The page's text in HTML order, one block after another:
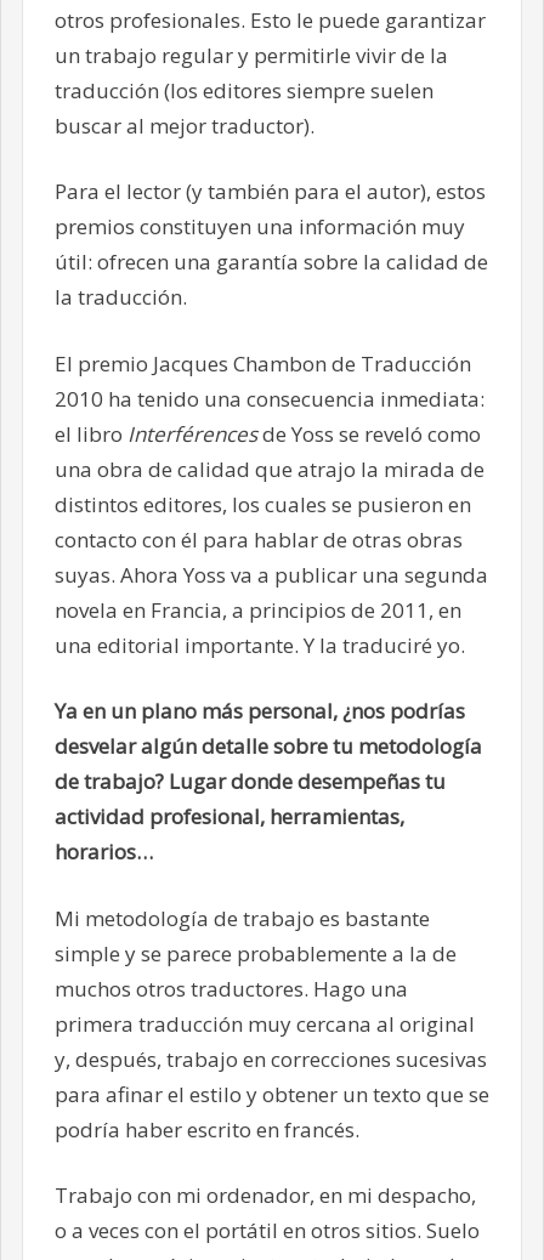
otros profesionales. Esto le puede garantizar
un trabajo regular y permitirle vivir de la
traducción (los editores siempre suelen
buscar al mejor traductor).
Para el lector (y también para el autor), estos
premios constituyen una información muy
útil: ofrecen una garantía sobre la calidad de
la traducción.
El premio Jacques Chambon de Traducción
2010 ha tenido una consecuencia inmediata:
el libro Interférencesde Yoss se reveló como
una obra de calidad que atrajo la mirada de
distintos editores, los cuales se pusieron en
contacto con él para hablar de otras obras
suyas. Ahora Yoss va a publicar una segunda
novela en Francia, a principios de 2011, en
una editorial importante. Y la traduciré yo.
Ya en un plano más personal, ¿nos podrías
desvelar algún detalle sobre tu metodología
de trabajo? Lugar donde desempeñas tu
actividad profesional, herramientas,
horarios…
Mi metodología de trabajo es bastante
simple y se parece probablemente a la de
muchos otros traductores. Hago una
primera traducción muy cercana al original
y, después, trabajo en correcciones sucesivas
para afinar el estilo y obtener un texto que se
podría haber escrito en francés.
Trabajo con mi ordenador, en mi despacho,
o a veces con el portátil en otros sitios. Suelo